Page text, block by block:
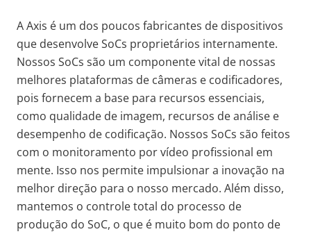
A Axis é um dos poucos fabricantes de dispositivos
que desenvolve SoCs proprietários internamente.
Nossos SoCs são um componente vital de nossas
melhores plataformas de câmeras e codificadores,
pois fornecem a base para recursos essenciais,
como qualidade de imagem, recursos de análise e
desempenho de codificação. Nossos SoCs são feitos
com o monitoramento por vídeo profissional em
mente. Isso nos permite impulsionar a inovação na
melhor direção para o nosso mercado. Além disso,
mantemos o controle total do processo de
produção do SoC, o que é muito bom do ponto de